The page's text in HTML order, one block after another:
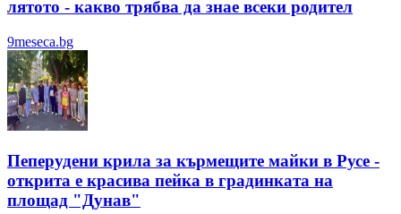
лятотo - какво трябва да знае всеки родител
9meseca.bg
Пеперудени крила за кърмещите майки в Русе -
открита е красива пейка в градинката на
площад "Дунав"